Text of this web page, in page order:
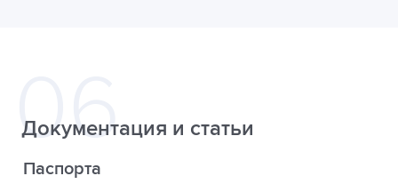
Документация и статьи
Паспорта